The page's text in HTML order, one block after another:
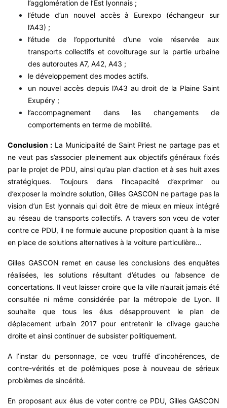
l’agglomération de l’Est lyonnais ;
l’étude d’un nouvel accès à Eurexpo (échangeur sur
l’A43) ;
l’étude de l’opportunité d’une voie réservée aux
transports collectifs et covoiturage sur la partie urbaine
des autoroutes A7, A42, A43 ;
le développement des modes actifs.
un nouvel accès depuis l’A43 au droit de la Plaine Saint
Exupéry ;
l’accompagnement dans les changements de
comportements en terme de mobilité.
Conclusion :La Municipalité de Saint Priest ne partage pas et
ne veut pas s’associer pleinement aux objectifs généraux fixés
par le projet de PDU, ainsi qu’au plan d’action et à ses huit axes
stratégiques. Toujours dans l’incapacité d’exprimer ou
d’exposer la moindre solution, Gilles GASCON ne partage pas la
vision d’un Est lyonnais qui doit être de mieux en mieux intégré
au réseau de transports collectifs. A travers son vœu de voter
contre ce PDU, il ne formule aucune proposition quant à la mise
en place de solutions alternatives à la voiture particulière…
Gilles GASCON remet en cause les conclusions des enquêtes
réalisées, les solutions résultant d’études ou l’absence de
concertations. Il veut laisser croire que la ville n’aurait jamais été
consultée ni même considérée par la métropole de Lyon. Il
souhaite que tous les élus désapprouvent le plan de
déplacement urbain 2017 pour entretenir le clivage gauche
droite et ainsi continuer de subsister politiquement.
A l’instar du personnage, ce vœu truffé d’incohérences, de
contre-vérités et de polémiques pose à nouveau de sérieux
problèmes de sincérité.
En proposant aux élus de voter contre ce PDU, Gilles GASCON